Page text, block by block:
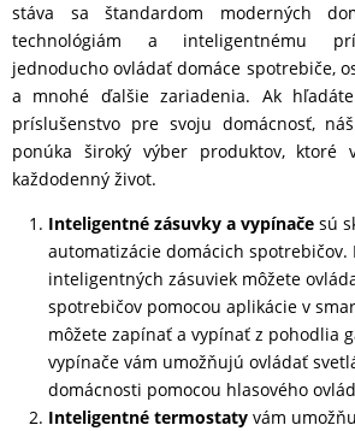
stáva sa štandardom moderných
technológiám a inteligentnému
jednoducho ovládať domáce spotrebiče,
a mnohé ďalšie zariadenia. Ak
príslušenstvo pre svoju domácnosť,
ponúka široký výber produktov, ktoré
každodenný život.
Inteligentné zásuvky a vypínače sú
automatizácie domácich spotrebičov.
inteligentných zásuviek môžete
spotrebičov pomocou aplikácie v
môžete zapínať a vypínať z pohodlia
vypínače vám umožňujú ovládať
domácnosti pomocou hlasového
Inteligentné termostaty vám